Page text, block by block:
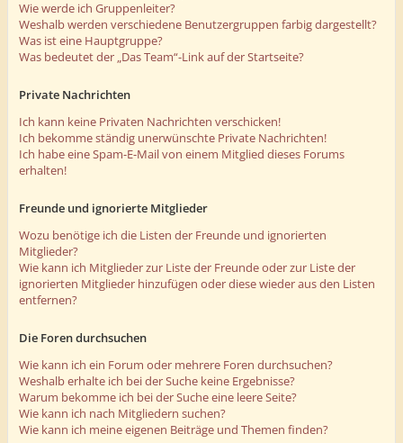
Wie werde ich Gruppenleiter?
Weshalb werden verschiedene Benutzergruppen farbig dargestellt?
Was ist eine Hauptgruppe?
Was bedeutet der „Das Team“-Link auf der Startseite?
Private Nachrichten
Ich kann keine Privaten Nachrichten verschicken!
Ich bekomme ständig unerwünschte Private Nachrichten!
Ich habe eine Spam-E-Mail von einem Mitglied dieses Forums
erhalten!
Freunde und ignorierte Mitglieder
Wozu benötige ich die Listen der Freunde und ignorierten
Mitglieder?
Wie kann ich Mitglieder zur Liste der Freunde oder zur Liste der
ignorierten Mitglieder hinzufügen oder diese wieder aus den Listen
entfernen?
Die Foren durchsuchen
Wie kann ich ein Forum oder mehrere Foren durchsuchen?
Weshalb erhalte ich bei der Suche keine Ergebnisse?
Warum bekomme ich bei der Suche eine leere Seite?
Wie kann ich nach Mitgliedern suchen?
Wie kann ich meine eigenen Beiträge und Themen finden?